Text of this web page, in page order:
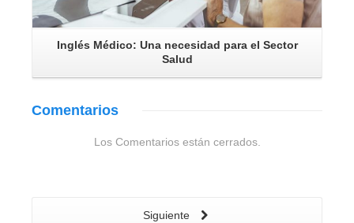
Inglés Médico: Una necesidad para el Sector
Salud
Comentarios
Los Comentarios están cerrados.
Siguiente